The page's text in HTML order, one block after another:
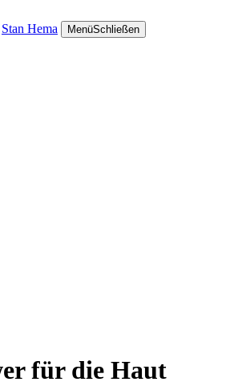
Stan Hema MenüSchließen
für die Haut